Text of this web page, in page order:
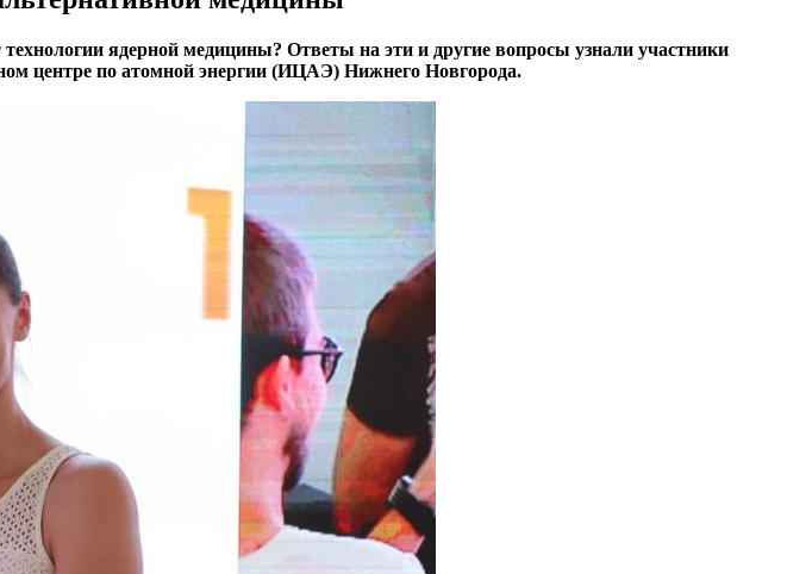
ядерной медицины? Ответы на эти и другие вопросы узнали участники
центре по атомной энергии (ИЦАЭ) Нижнего Новгорода.